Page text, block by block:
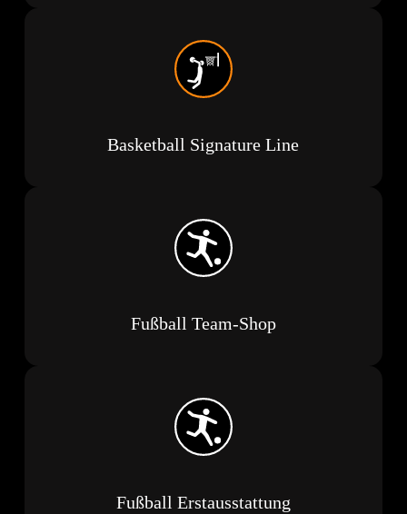
Basketball Signature Line
Fußball Team-Shop
Fußball Erstausstattung